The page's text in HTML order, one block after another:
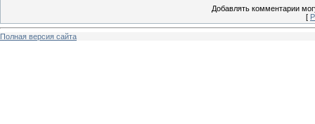
Добавлять комментарии
[
Полная версия сайта